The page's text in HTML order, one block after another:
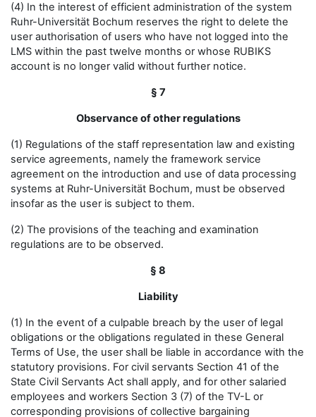
(4) In the interest of efficient administration of the system
Ruhr-Universität Bochum reserves the right to delete the
user authorisation of users who have not logged into the
LMS within the past twelve months or whose RUBIKS
account is no longer valid without further notice.
§ 7
Observance of other regulations
(1) Regulations of the staff representation law and existing
service agreements, namely the framework service
agreement on the introduction and use of data processing
systems at Ruhr-Universität Bochum, must be observed
insofar as the user is subject to them.
(2) The provisions of the teaching and examination
regulations are to be observed.
§ 8
Liability
(1) In the event of a culpable breach by the user of legal
obligations or the obligations regulated in these General
Terms of Use, the user shall be liable in accordance with the
statutory provisions. For civil servants Section 41 of the
State Civil Servants Act shall apply, and for other salaried
employees and workers Section 3 (7) of the TV-L or
corresponding provisions of collective bargaining